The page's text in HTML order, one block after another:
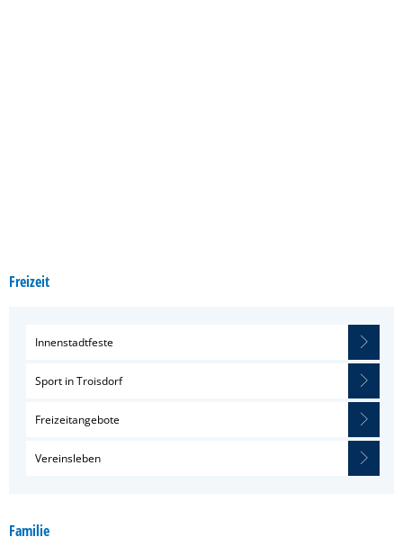
Freizeit
Innenstadtfeste
Sport in Troisdorf
Freizeitangebote
Vereinsleben
Familie